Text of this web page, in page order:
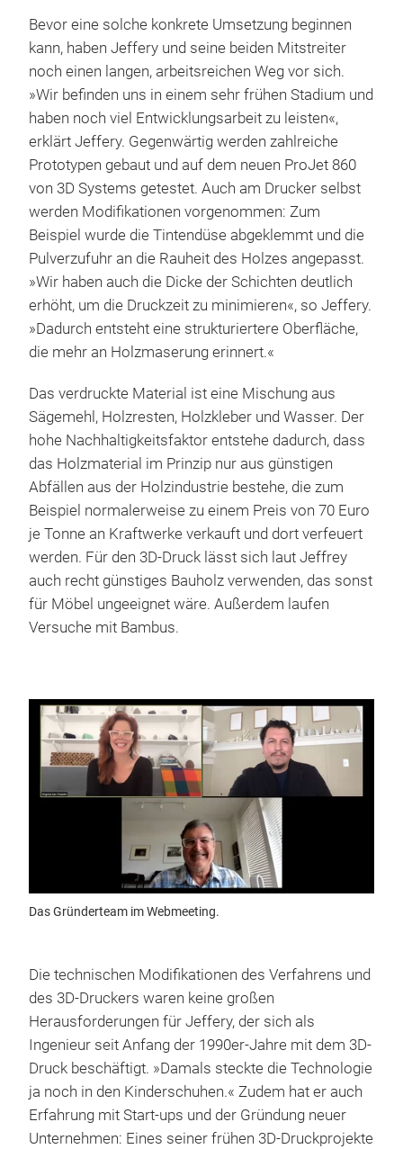
Bevor eine solche konkrete Umsetzung beginnen
kann, haben Jeffery und seine beiden Mitstreiter
noch einen langen, arbeitsreichen Weg vor sich.
»Wir befinden uns in einem sehr frühen Stadium und
haben noch viel Entwicklungsarbeit zu leisten«,
erklärt Jeffery. Gegenwärtig werden zahlreiche
Prototypen gebaut und auf dem neuen ProJet 860
von 3D Systems getestet. Auch am Drucker selbst
werden Modifikationen vorgenommen: Zum
Beispiel wurde die Tintendüse abgeklemmt und die
Pulverzufuhr an die Rauheit des Holzes angepasst.
»Wir haben auch die Dicke der Schichten deutlich
erhöht, um die Druckzeit zu minimieren«, so Jeffery.
»Dadurch entsteht eine strukturiertere Oberfläche,
die mehr an Holzmaserung erinnert.«
Das verdruckte Material ist eine Mischung aus
Sägemehl, Holzresten, Holzkleber und Wasser. Der
hohe Nachhaltigkeitsfaktor entstehe dadurch, dass
das Holzmaterial im Prinzip nur aus günstigen
Abfällen aus der Holzindustrie bestehe, die zum
Beispiel normalerweise zu einem Preis von 70 Euro
je Tonne an Kraftwerke verkauft und dort verfeuert
werden. Für den 3D-Druck lässt sich laut Jeffrey
auch recht günstiges Bauholz verwenden, das sonst
für Möbel ungeeignet wäre. Außerdem laufen
Versuche mit Bambus.
Das Gründerteam im Webmeeting.
Die technischen Modifikationen des Verfahrens und
des 3D-Druckers waren keine großen
Herausforderungen für Jeffery, der sich als
Ingenieur seit Anfang der 1990er-Jahre mit dem 3D-
Druck beschäftigt. »Damals steckte die Technologie
ja noch in den Kinderschuhen.« Zudem hat er auch
Erfahrung mit Start-ups und der Gründung neuer
Unternehmen: Eines seiner frühen 3D-Druckprojekte